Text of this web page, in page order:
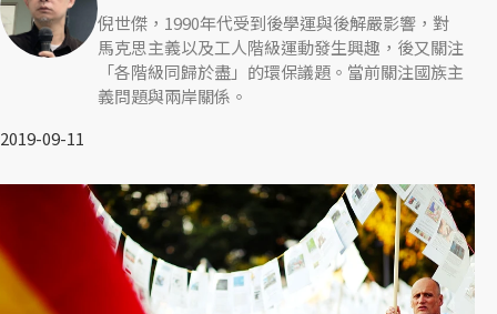
倪世傑，1990年代受到後學運與後解嚴影響，對
馬克思主義以及工人階級運動發生興趣，後又關注
「各階級同歸於盡」的環保議題。當前關注國族主
義問題與兩岸關係。
2019-09-11